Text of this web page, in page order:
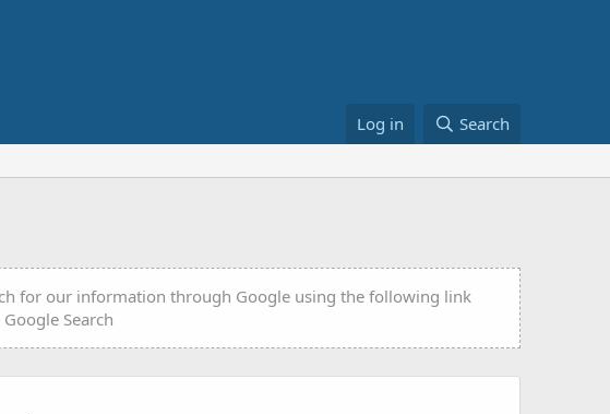
Log in Search
for our information through Google using the following link
Google Search